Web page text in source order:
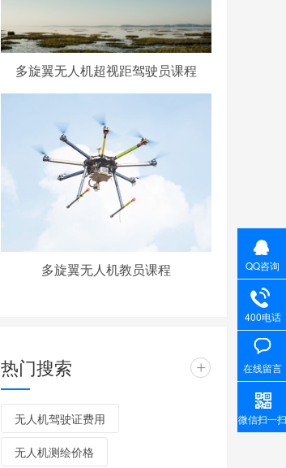
多旋翼无人机超视距驾驶员课程
多旋翼无人机教员课程
热门搜索 +
无人机驾驶证费用
无人机测绘价格
QQ咨询
400电话
在线留言
微信扫一扫